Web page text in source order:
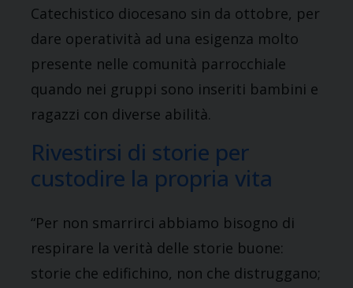
Catechistico diocesano sin da ottobre, per
dare operatività ad una esigenza molto
presente nelle comunità parrocchiale
quando nei gruppi sono inseriti bambini e
ragazzi con diverse abilità.
Rivestirsi di storie per
custodire la propria vita
“Per non smarrirci abbiamo bisogno di
respirare la verità delle storie buone:
storie che edifichino, non che distruggano;